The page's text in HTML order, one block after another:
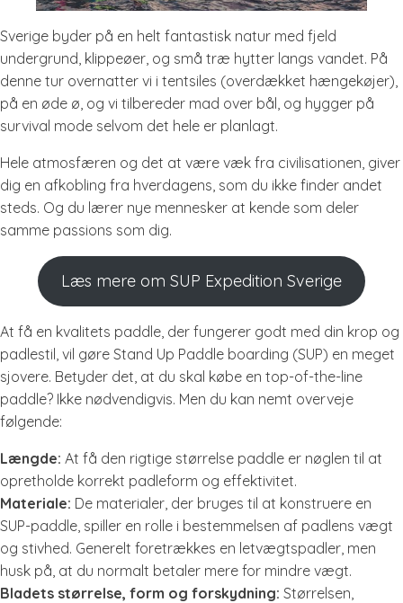
Sverige byder på en helt fantastisk natur med fjeld
undergrund, klippeøer, og små træ hytter langs vandet. På
denne tur overnatter vi i tentsiles (overdækket hængekøjer),
på en øde ø, og vi tilbereder mad over bål, og hygger på
survival mode selvom det hele er planlagt.
Hele atmosfæren og det at være væk fra civilisationen, giver
dig en afkobling fra hverdagens, som du ikke finder andet
steds. Og du lærer nye mennesker at kende som deler
samme passions som dig.
Læs mere om SUP Expedition Sverige
At få en kvalitets paddle, der fungerer godt med din krop og
padlestil, vil gøre Stand Up Paddle boarding (SUP) en meget
sjovere. Betyder det, at du skal købe en top-of-the-line
paddle? Ikke nødvendigvis. Men du kan nemt overveje
følgende:
Længde: At få den rigtige størrelse paddle er nøglen til at
opretholde korrekt padleform og effektivitet.
Materiale: De materialer, der bruges til at konstruere en
SUP-paddle, spiller en rolle i bestemmelsen af padlens vægt
og stivhed. Generelt foretrækkes en letvægtspadler, men
husk på, at du normalt betaler mere for mindre vægt.
Bladets størrelse, form og forskydning: Størrelsen,